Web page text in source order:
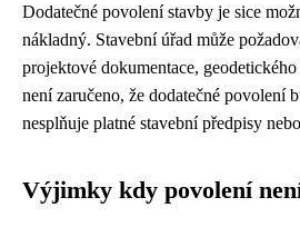
Dodatečné povolení stavby je sice
nákladný. Stavební úřad může
projektové dokumentace,
není zaručeno, že dodatečné povolení
nesplňuje platné stavební předpisy
Výjimky kdy povolení